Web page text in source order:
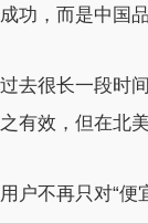
成功，而是中国
过去很长一段时
之有效，但在北
用户不再只对“